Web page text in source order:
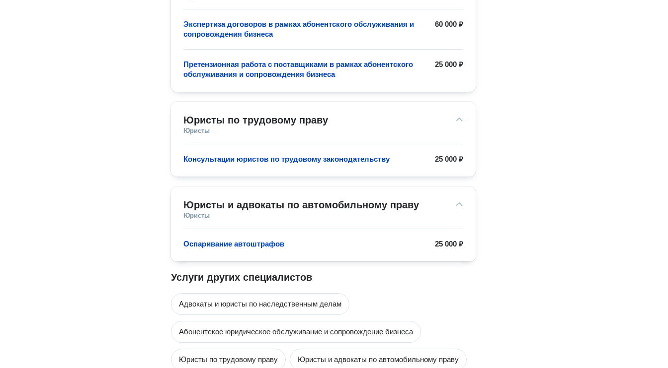
60 000 ₽
Экспертиза договоров в рамках абонентского обслуживания и
сопровождения бизнеса
25 000 ₽
Претензионная работа с поставщиками в рамках абонентского
обслуживания и сопровождения бизнеса
Юристы по трудовому праву
Юристы
25 000 ₽
Консультации юристов по трудовому законодательству
Юристы и адвокаты по автомобильному праву
Юристы
25 000 ₽
Оспаривание автоштрафов
Услуги других специалистов
Адвокаты и юристы по наследственным делам
Абонентское юридическое обслуживание и сопровождение бизнеса
Юристы по трудовому праву Юристы и адвокаты по автомобильному праву